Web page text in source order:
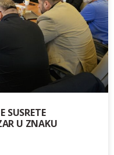
SUSRETE
U ZNAKU